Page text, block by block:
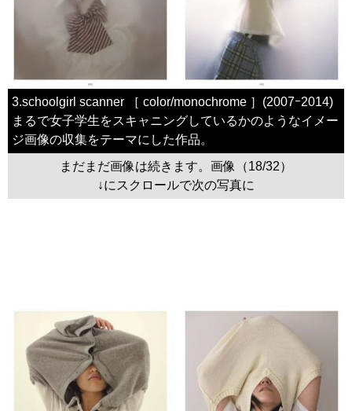
3.schoolgirl scanner ［ color/monochrome ］(2007ｰ2014)
まるで女子学生をスキャニングしているかのようなイメー
ジ画像の収集をテーマにした作品。
まだまだ画像は続きます。画像（18/32）
↓にスクロールで次の写真に